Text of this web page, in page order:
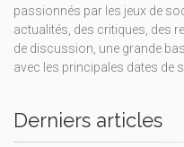
passionnés par les jeux de
actualités, des critiques, des
de discussion, une grande
avec les principales dates de
Derniers articles